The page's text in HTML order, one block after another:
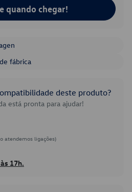
quando chegar!
fábrica
deste produto?
está pronta para ajudar!
atendemos ligações)
17h.